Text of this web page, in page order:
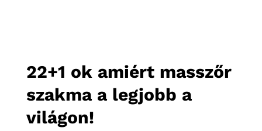
22+1 ok amiért masszőr
szakma a legjobb a
világon!